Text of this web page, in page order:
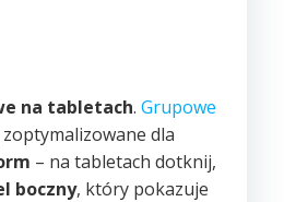
na tabletach. Grupowe
zoptymalizowane dla
– na tabletach dotknij,
boczny, który pokazuje